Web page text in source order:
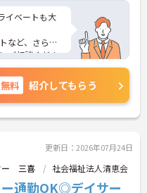
イベートも大
など、さらに
ご相談くださ
無料 紹介してもらう
更新日：2026年07月24日
ー 三喜 社会福祉法人清恵会
ー通勤OK◎デイサー